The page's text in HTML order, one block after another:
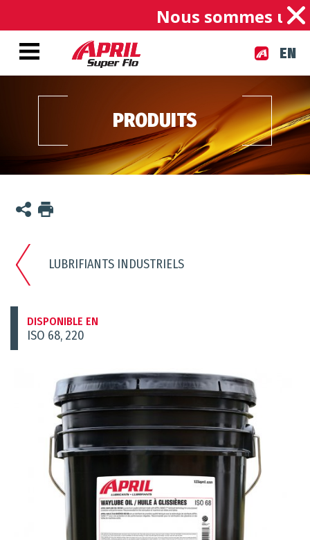
Nous sommes
EN
PRODUITS
LUBRIFIANTS INDUSTRIELS
DISPONIBLE EN
ISO 68, 220